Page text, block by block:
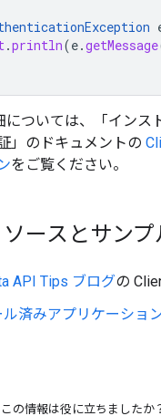
.println(e.getMessage
については、「インス
」のドキュメントの
をご覧ください。
ースとサンプ
API Tips ブログの
済みアプリケーショ
この情報は役に立ちましたか